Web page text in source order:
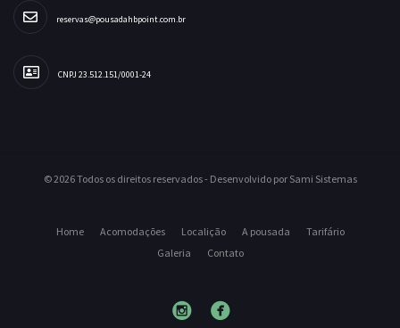
reservas@pousadahbpoint.com.br
CNPJ 23.512.151/0001-24
© 2026 Todos os direitos reservados - Desenvolvido por Sami Sistemas
Home Acomodações Localição A pousada
Tarifário
Galeria
Contato